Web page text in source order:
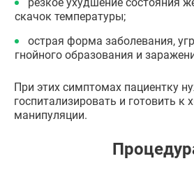
резкое ухудшение состояния
скачок температуры;
острая форма заболевания,
гнойного образования и
При этих симптомах пациентку
госпитализировать и готовить к
манипуляции.